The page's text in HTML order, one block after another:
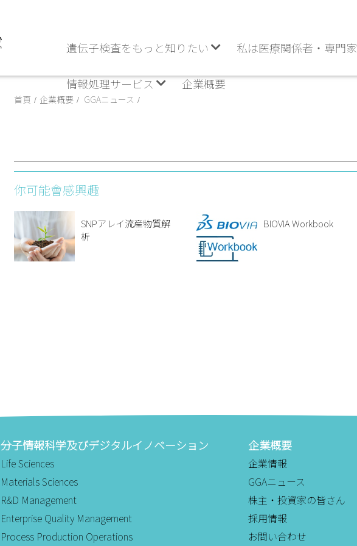
遺伝子検査をもっと知りたい 私は医療関係者・専門家
情報処理サービス 企業概要
首頁 企業概要 GGAニュース
你可能會感興趣
SNPアレイ流産物質解
析
BIOVIA Workbook
分子情報科学及びデジタルイノベーション
Life Sciences
Materials Sciences
R&D Management
Enterprise Quality Management
Process Production Operations
企業概要
企業情報
GGAニュース
株主・投資家の皆さん
採用情報
お問い合わせ